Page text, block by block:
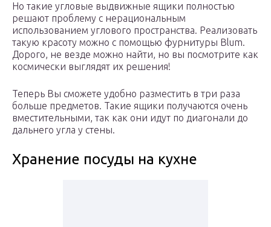
Но такие угловые выдвижные ящики полностью
решают проблему с нерациональным
использованием углового пространства. Реализовать
такую красоту можно с помощью фурнитуры Blum.
Дорого, не везде можно найти, но вы посмотрите как
космически выглядят их решения!
Теперь Вы сможете удобно разместить в три раза
больше предметов. Такие ящики получаются очень
вместительными, так как они идут по диагонали до
дальнего угла у стены.
Хранение посуды на кухне